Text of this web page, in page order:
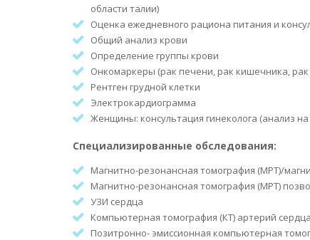
области талии)
Оценка ежедневного рациона питания и
Общий анализ крови
Определение группы крови
Онкомаркеры (рак печени, рак кишечника,
Рентген грудной клетки
Электрокардиограмма
Женщины: консультация гинеколога (анализ
Специализированные обследования:
Магнитно-резонансная томография (МРТ)/
Магнитно-резонансная томография (МРТ)
УЗИ сердца
Компьютерная томография (КТ) артерий сердца
Позитронно- эмиссионная компьютерная